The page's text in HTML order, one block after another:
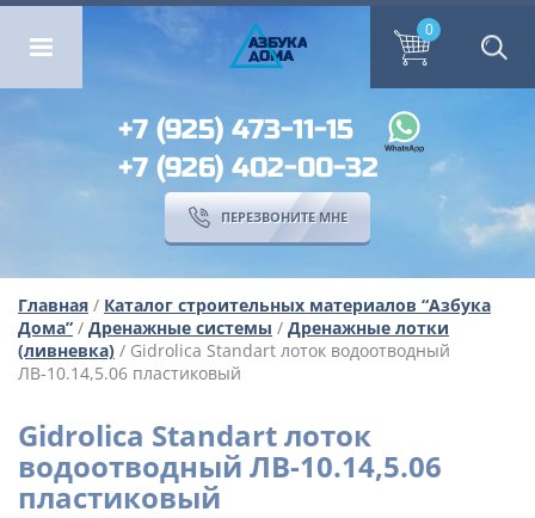
ОМА ПЕРЕЗВОНИТЕ МНЕ
ОМА
АЗБУКА
0
+7 (925) 473-11-15
+7 (926) 402-00-32
ПЕРЕЗВОНИТЕ МНЕ
Главная / Каталог строительных материалов “Азбука
Дома” / Дренажные системы / Дренажные лотки
(ливневка) / Gidrolica Standart лоток водоотводный
ЛВ-10.14,5.06 пластиковый
Gidrolica Standart лоток
водоотводный ЛВ-10.14,5.06
пластиковый